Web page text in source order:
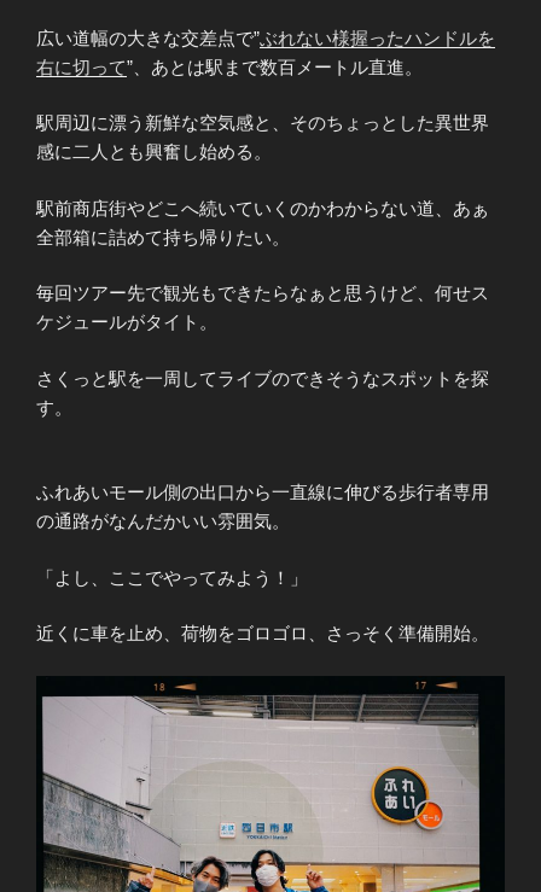
広い道幅の大きな交差点で”ぶれない様握ったハンドルを
右に切って”、あとは駅まで数百メートル直進。
駅周辺に漂う新鮮な空気感と、そのちょっとした異世界
感に二人とも興奮し始める。
駅前商店街やどこへ続いていくのかわからない道、あぁ
全部箱に詰めて持ち帰りたい。
毎回ツアー先で観光もできたらなぁと思うけど、何せス
ケジュールがタイト。
さくっと駅を一周してライブのできそうなスポットを探
す。
ふれあいモール側の出口から一直線に伸びる歩行者専用
の通路がなんだかいい雰囲気。
「よし、ここでやってみよう！」
近くに車を止め、荷物をゴロゴロ、さっそく準備開始。